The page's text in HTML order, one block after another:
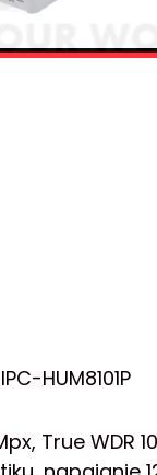
HUM8101P
True